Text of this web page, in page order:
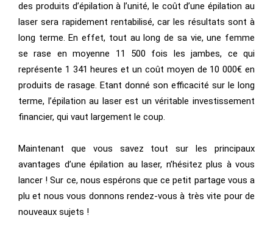
des produits d’épilation à l’unité, le coût d’une épilation au
laser sera rapidement rentabilisé, car les résultats sont à
long terme. En effet, tout au long de sa vie, une femme
se rase en moyenne 11 500 fois les jambes, ce qui
représente 1 341 heures et un coût moyen de 10 000€ en
produits de rasage. Etant donné son efficacité sur le long
terme, l’épilation au laser est un véritable investissement
financier, qui vaut largement le coup.
Maintenant que vous savez tout sur les principaux
avantages d’une épilation au laser, n’hésitez plus à vous
lancer ! Sur ce, nous espérons que ce petit partage vous a
plu et nous vous donnons rendez-vous à très vite pour de
nouveaux sujets !